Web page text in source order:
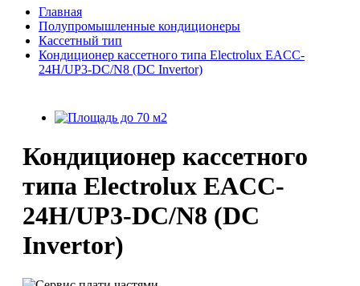
Главная
Полупромышленные кондиционеры
Кассетный тип
Кондиционер кассетного типа Electrolux EACC-
24H/UP3-DC/N8 (DC Invertor)
Кондиционер кассетного
типа Electrolux EACC-
24H/UP3-DC/N8 (DC
Invertor)